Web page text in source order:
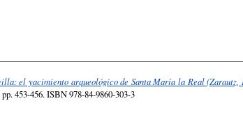
el yacimiento arqueológico de Santa María la Real (Zarautz,
453-456. ISBN 978-84-9860-303-3